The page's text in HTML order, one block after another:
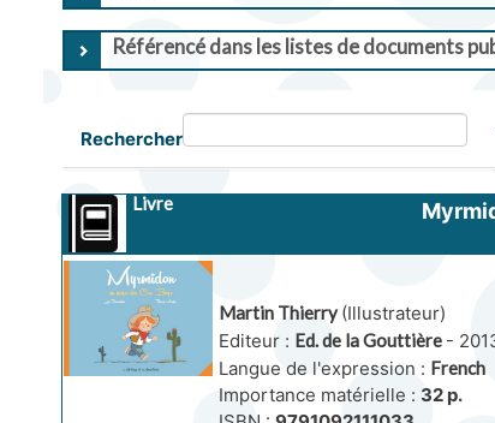
Référencé dans les listes de documents
Rechercher
Livre
Martin Thierry(Illustrateur)
Editeur : Ed. de la Gouttière -
Langue de l'expression : French
Importance matérielle : 32 p.